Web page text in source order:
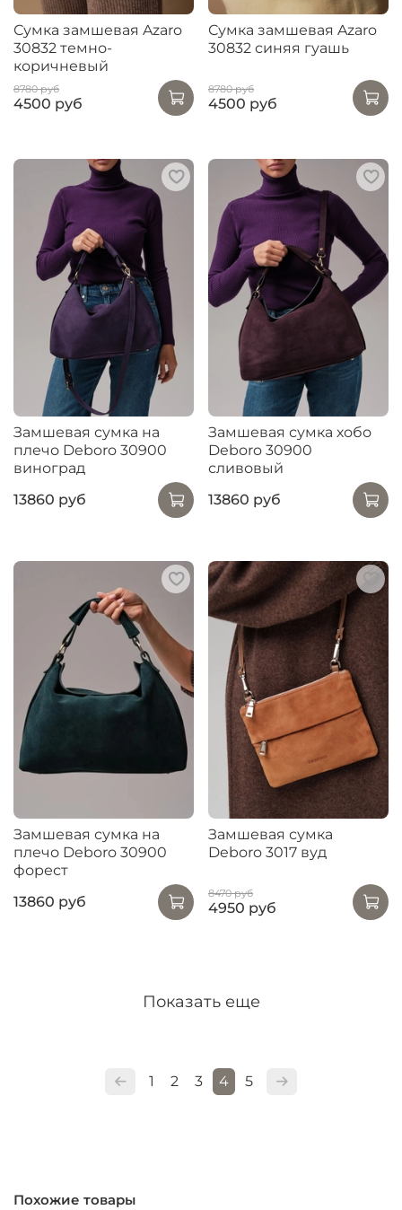
Сумка замшевая Azaro
30832 темно-
коричневый
8780 руб
4500 руб
Сумка замшевая Azaro
30832 синяя гуашь
8780 руб
4500 руб
Замшевая сумка на
плечо Deboro 30900
виноград
13860 руб
Замшевая сумка хобо
Deboro 30900
сливовый
13860 руб
Замшевая сумка на
плечо Deboro 30900
форест
13860 руб
Замшевая сумка
Deboro 3017 вуд
8470 руб
4950 руб
Показать еще
1 2 3 4 5
Похожие товары